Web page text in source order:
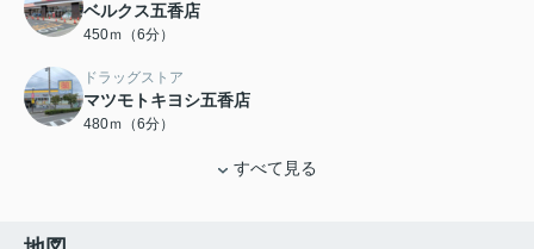
ベルクス五香店
450ｍ（6分）
ドラッグストア
マツモトキヨシ五香店
480ｍ（6分）
すべて見る